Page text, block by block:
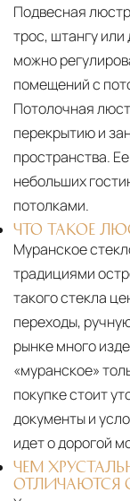
Подвесная
трос, штангу
можно
помещений с
Потолочная
перекрытию и
пространства.
небольших
потолками.
ЧТО ТАКОЕ
Муранское
традициями
такого стекла
переходы,
рынке много
«муранское»
покупке стоит
документы и
идет о дорогой
ЧЕМ
ОТЛИЧАЮТСЯ